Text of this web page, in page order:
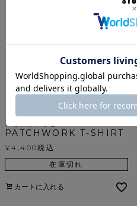
PUMA OB
PATCHWORK T-SHIRT
¥4,400税込
在庫切れ
カートに入れる